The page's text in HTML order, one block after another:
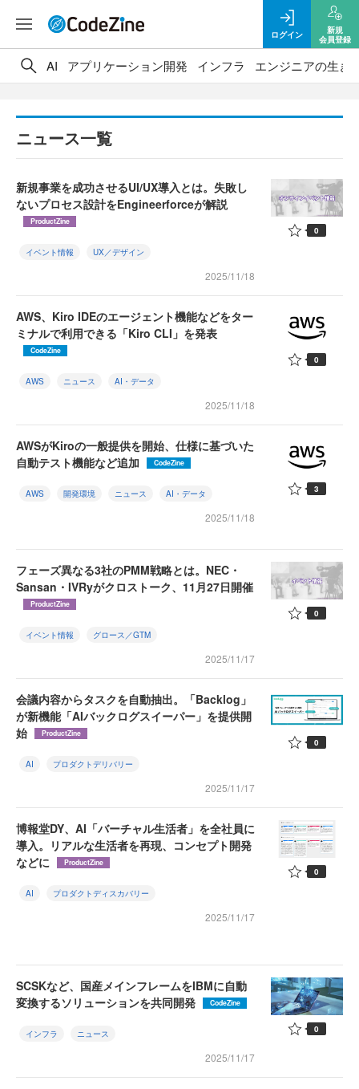
ログイン
新規
会員登録
AI アプリケーション開発 インフラ エンジニアの生き
ニュース一覧
新規事業を成功させるUI/UX導入とは。失敗し
ないプロセス設計をEngineerforceが解説
ProductZine
イベント情報 UX／デザイン
2025/11/18
0
AWS、Kiro IDEのエージェント機能などをター
ミナルで利用できる「Kiro CLI」を発表
CodeZine
AWS ニュース AI・データ
2025/11/18
0
AWSがKiroの一般提供を開始、仕様に基づいた
自動テスト機能など追加
CodeZine
AWS 開発環境 ニュース AI・データ
2025/11/18
3
フェーズ異なる3社のPMM戦略とは。NEC・
Sansan・IVRyがクロストーク、11月27日開催
ProductZine
イベント情報 グロース／GTM
2025/11/17
0
会議内容からタスクを自動抽出。「Backlog」
が新機能「AIバックログスイーパー」を提供開
始
ProductZine
AI プロダクトデリバリー
2025/11/17
0
博報堂DY、AI「バーチャル生活者」を全社員に
導入。リアルな生活者を再現、コンセプト開発
などに
ProductZine
AI プロダクトディスカバリー
2025/11/17
0
SCSKなど、国産メインフレームをIBMに自動
変換するソリューションを共同開発
CodeZine
インフラ ニュース
2025/11/17
0